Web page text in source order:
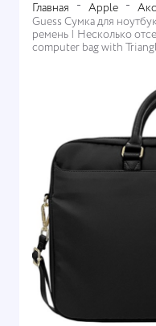
Главная Apple
Guess Сумка для
ремень | Несколько
computer bag with